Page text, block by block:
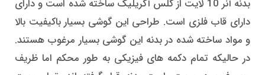
بدنه آنر 10 لایت از گلس آکریلیک ساخته شده است و دارای
دارای قاب فلزی است. طراحی این گوشی بسیار باکیفیت بالا
و مواد ساخته شده در بدنه این گوشی بسیار مرغوب هستند.
در حالیکه تمام دکمه های فیزیکی به طور محکم اما ظریف